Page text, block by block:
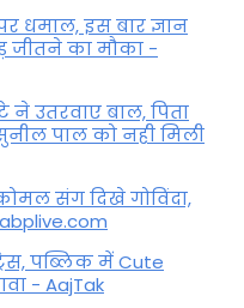
धमाल, इस बार ज्ञान
जीतने का मौका -
ने उतरवाए बाल, पिता
पाल को नही मिली
संग दिखे गोविंदा,
पब्लिक में Cute
- AajTak